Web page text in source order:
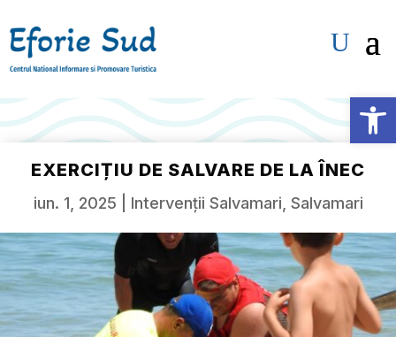
EXERCIȚIU DE SALVARE DE LA ÎNEC
iun. 1, 2025 Intervenții Salvamari, Salvamari